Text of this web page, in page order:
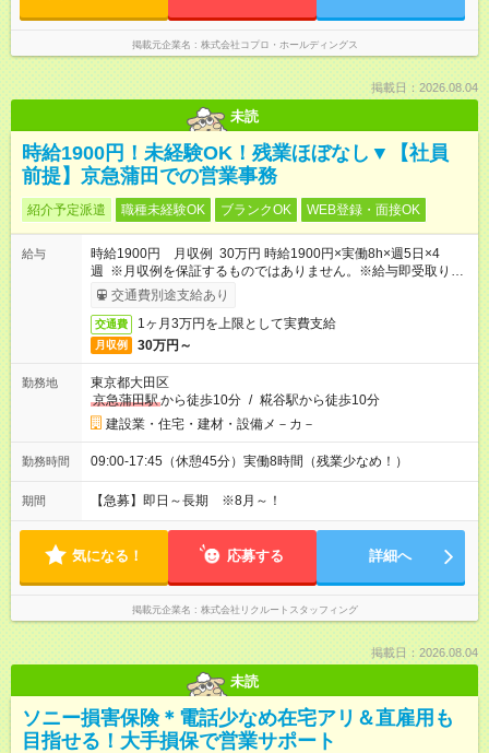
掲載元企業名 株式会社コプロ・ホールディングス
掲載日：2026.08.04
未読
時給1900円！未経験OK！残業ほぼなし▼【社員
前提】京急蒲田での営業事務
紹介予定派遣 職種未経験OK ブランクOK WEB登録・面接OK
給与
時給1900円 月収例 30万円 時給1900円×実働8h×週5日×4
週 ※月収例を保証するものではありません。※給与即受取りサ
ービス利用可（利用条件有）
交通費別途支給あり
交通費 1ヶ月3万円を上限として実費支給
月収例 30万円～
勤務地
東京都大田区
京急蒲田駅から徒歩10分 / 糀谷駅から徒歩10分
建設業・住宅・建材・設備メ－カ－
勤務時間 09:00-17:45（休憩45分）実働8時間（残業少なめ！）
期間 【急募】即日～長期 ※8月～！
気になる！ 応募する 詳細へ
掲載元企業名 株式会社リクルートスタッフィング
掲載日：2026.08.04
未読
ソニー損害保険＊電話少なめ在宅アリ＆直雇用も
目指せる！大手損保で営業サポート